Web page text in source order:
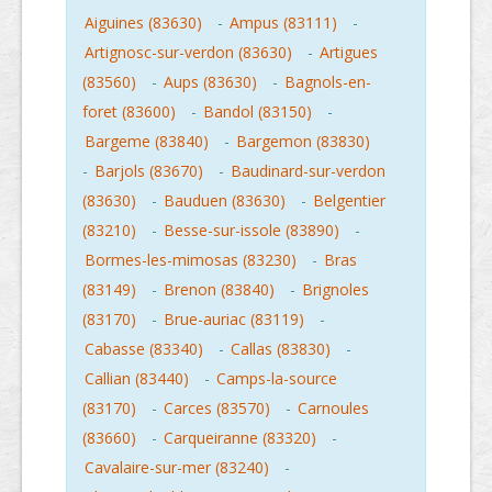
Aiguines (83630) - Ampus (83111)
-
Artignosc-sur-verdon (83630)
- Artigues
(83560)
- Aups (83630) - Bagnols-en-
foret (83600)
- Bandol (83150)
-
Bargeme (83840)
- Bargemon (83830)
- Barjols (83670) - Baudinard-sur-verdon
(83630)
- Bauduen (83630) - Belgentier
(83210)
- Besse-sur-issole (83890)
-
Bormes-les-mimosas (83230)
- Bras
(83149)
- Brenon (83840) - Brignoles
(83170)
- Brue-auriac (83119)
-
Cabasse (83340)
- Callas (83830)
-
Callian (83440)
- Camps-la-source
(83170)
- Carces (83570) - Carnoules
(83660)
- Carqueiranne (83320)
-
Cavalaire-sur-mer (83240)
-